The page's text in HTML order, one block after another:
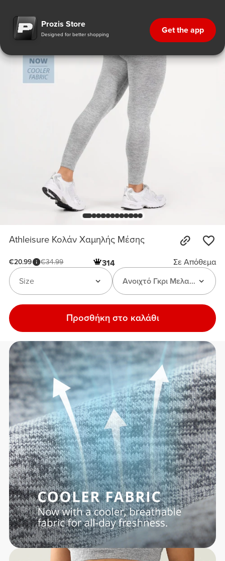
Prozis Store
Designed for better shopping Get the app
Athleisure Κολάν Χαμηλής Μέσης
€20.99 €34.99 314
Σε Απόθεμα
Ανοιχτό Γκρι Μελανζέ
Size
Προσθήκη στο καλάθι